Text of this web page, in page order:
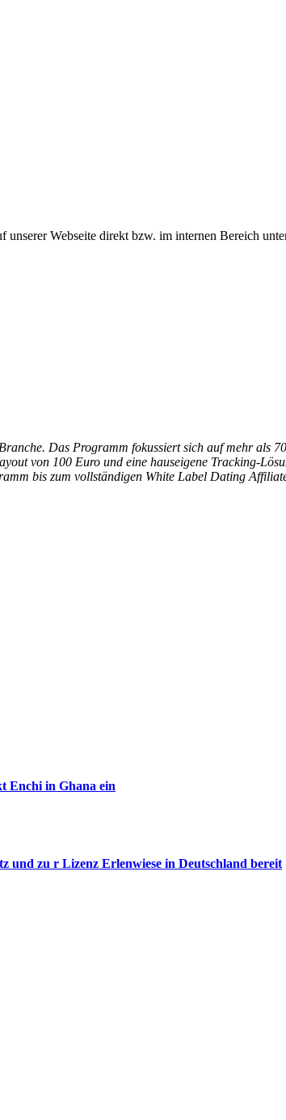
Webseite direkt bzw. im internen Bereich
Das Programm fokussiert sich auf mehr als
von 100 Euro und eine hauseigene Tracking-
bis zum vollständigen White Label Dating
Enchi in Ghana ein
und zu r Lizenz Erlenwiese in Deutschland bereit